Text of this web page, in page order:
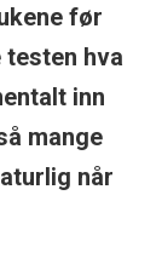
før
testen hva
inn
mange
når